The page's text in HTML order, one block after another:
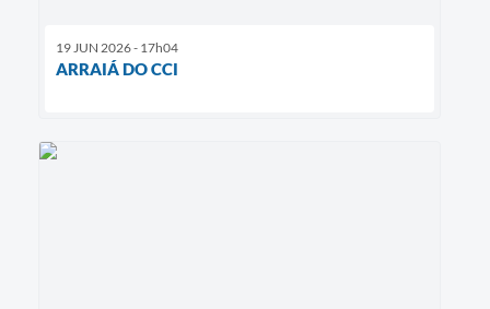
19 JUN 2026 - 17h04
ARRAIÁ DO CCI